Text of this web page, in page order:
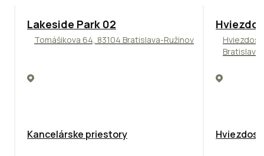
ODPORÚČAME
Lakeside Park 02
Tomášikova 64, 83104 Bratislava-Ružinov
Kancelárske priestory